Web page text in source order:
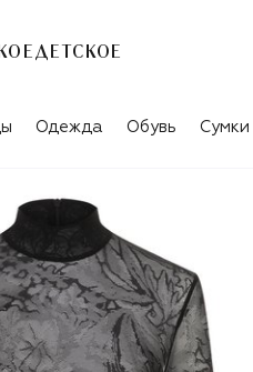
ДЕТСКОЕ
Одежда Обувь Сумки